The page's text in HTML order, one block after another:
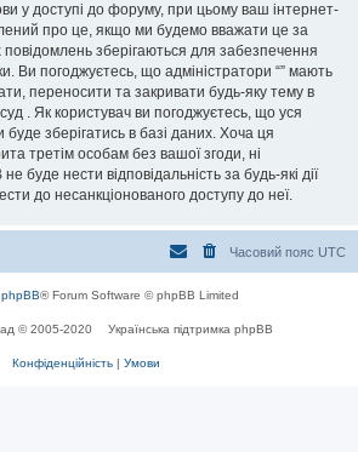
у доступі до форуму, при цьому ваш інтернет-
про це, якщо ми будемо вважати це за
повідомлень зберігаються для забезпечення
Ви погоджуєтесь, що адміністратори “” мають
переносити та закривати будь-яку тему в
. Як користувач ви погоджуєтесь, що уся
зберігатись в базі даних. Хоча ця
третім особам без вашої згоди, ні
не буде нести відповідальність за будь-які дії
до несанкціонованого доступу до неї.
Часовий пояс UTC
phpBB® Forum Software © phpBB Limited
© 2005-2020 Українська підтримка phpBB
Конфіденційність | Умови